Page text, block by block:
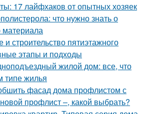
17 лайфхаков от опытных хозяек
что нужно знать о
материала
строительство пятиэтажного
этапы и подходы
жилой дом: все, что
типе жилья
фасад дома профлистом с
профлист –, какой выбрать?